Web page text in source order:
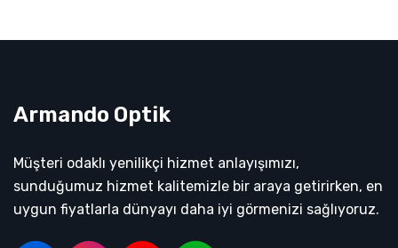
Armando Optik
Müşteri odaklı yenilikçi hizmet anlayışımızı,
sunduğumuz hizmet kalitemizle bir araya getirirken, en
uygun fiyatlarla dünyayı daha iyi görmenizi sağlıyoruz.